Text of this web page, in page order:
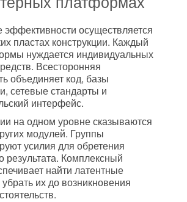
осуществляется
пластах конструкции. Каждый
нуждается индивидуальных
Всесторонняя
объединяет код, базы
сетевые стандарты и
интерфейс.
на одном уровне сказываются
модулей. Группы
усилия для обретения
результата. Комплексный
найти латентные
убрать их до возникновения